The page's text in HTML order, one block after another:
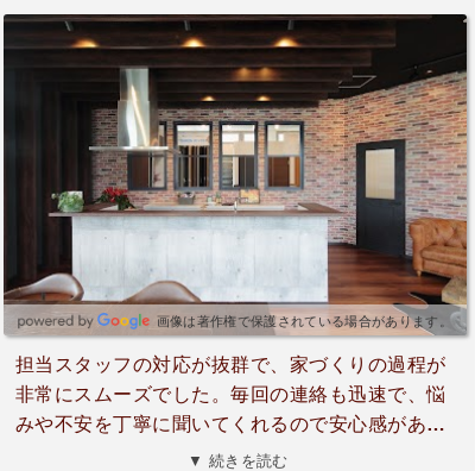
考えた提案が多く、家を建てる楽しさを実感でき
ました。とても良かったです！
画像は著作権で保護されている場合があります。
担当スタッフの対応が抜群で、家づくりの過程が
非常にスムーズでした。毎回の連絡も迅速で、悩
みや不安を丁寧に聞いてくれるので安心感があり
ます。デザインも期待以上で、職人さんたちも現
▼ 続きを読む